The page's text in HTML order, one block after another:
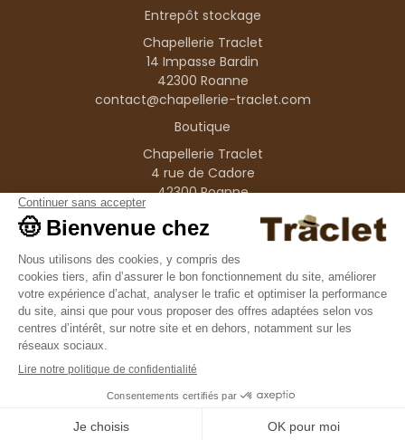
Entrepôt stockage
Chapellerie Traclet
14 Impasse Bardin
42300 Roanne
contact@chapellerie-traclet.com
Boutique
Chapellerie Traclet
4 rue de Cadore
42300 Roanne
Produits
Nos marques
Informations